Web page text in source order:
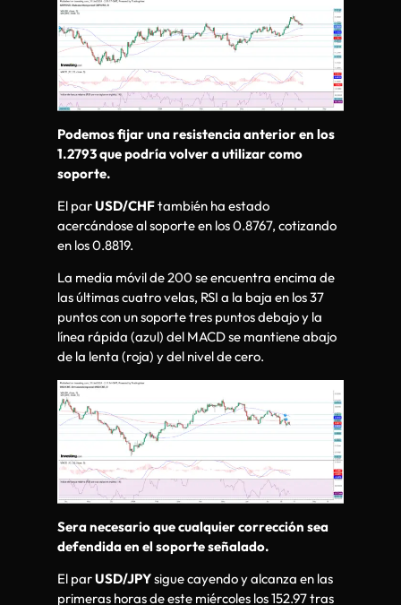
Podemos fijar una resistencia anterior en los
1.2793 que podría volver a utilizar como
soporte.
El parUSD/CHFtambién ha estado
acercándose al soporte en los 0.8767, cotizando
en los 0.8819.
La media móvil de 200 se encuentra encima de
las últimas cuatro velas, RSI a la baja en los 37
puntos con un soporte tres puntos debajo y la
línea rápida (azul) del MACD se mantiene abajo
de la lenta (roja) y del nivel de cero.
Sera necesario que cualquier corrección sea
defendida en el soporte señalado.
El parUSD/JPYsigue cayendo y alcanza en las
primeras horas de este miércoles los 152.97 tras